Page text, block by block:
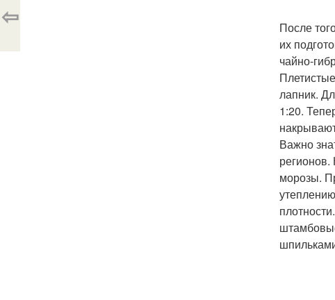
После
их
чайно-
лапник.
1:20.
Важно
морозы.
⇦